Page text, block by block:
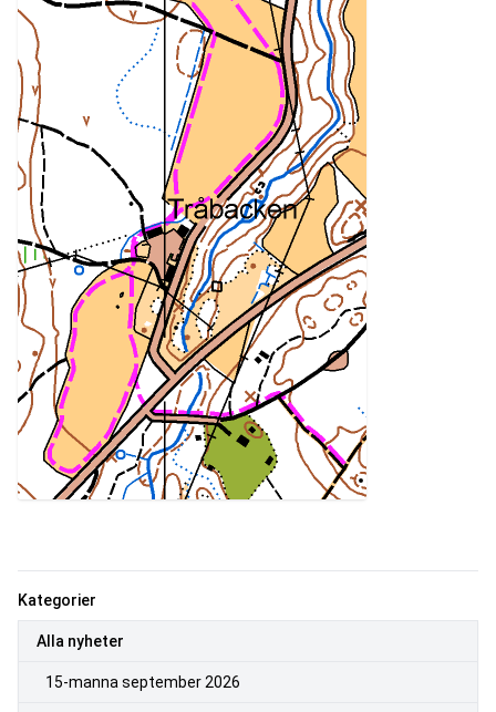
Kategorier
Alla nyheter
15-manna september 2026